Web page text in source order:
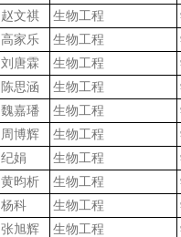
赵文祺 生物工程
高家乐 生物工程
刘唐霖 生物工程
陈思涵 生物工程
魏嘉璠 生物工程
周博辉 生物工程
纪娟 生物工程
黄昀析 生物工程
杨科 生物工程
张旭辉 生物工程